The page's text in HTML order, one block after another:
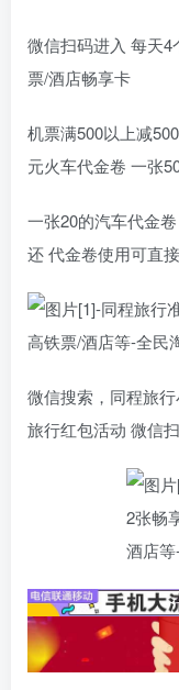
微信扫码进入 每天
票/酒店畅享卡
机票满500以上减
元火车代金卷 一张
一张20的汽车代金
还 代金卷使用可直
微信搜索，同程旅
旅行红包活动 微信